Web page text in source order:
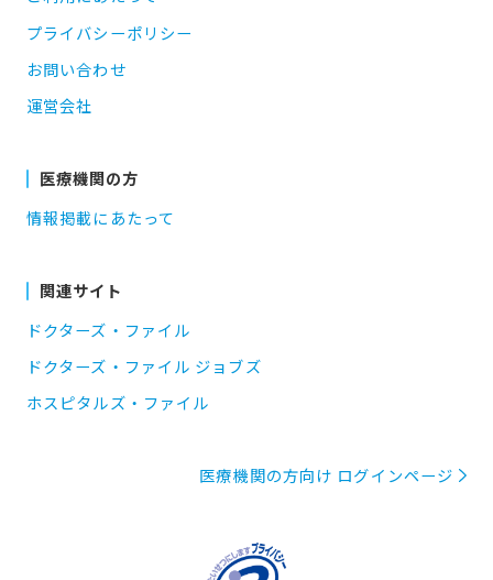
プライバシーポリシー
お問い合わせ
運営会社
医療機関の方
情報掲載にあたって
関連サイト
ドクターズ・ファイル
ドクターズ・ファイル ジョブズ
ホスピタルズ・ファイル
医療機関の方向け ログインページ